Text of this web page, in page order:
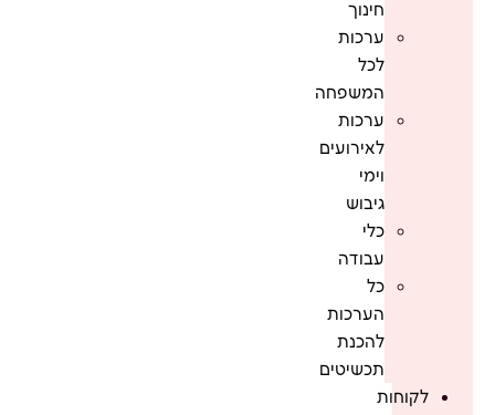
חינוך
ערכות
לכל
המשפחה
ערכות
לאירועים
וימי
גיבוש
כלי
עבודה
כל
הערכות
להכנת
תכשיטים
לקוחות